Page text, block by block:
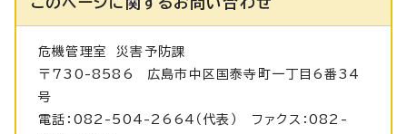
危機管理室 災害予防課
〒730-8586 広島市中区国泰寺町一丁目6番34
号
電話：082-504-2664（代表） ファクス：082-